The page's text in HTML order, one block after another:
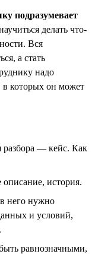
подразумевает
делать что-
Вся
а стать
надо
в которых он может
разбора — кейс. Как
история.
него нужно
и условий,
равнозначными,